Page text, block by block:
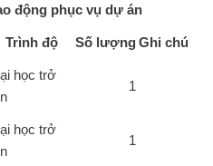
động phục vụ dự án
Trình độ Số lượngGhi chú
học trở
1
học trở
1